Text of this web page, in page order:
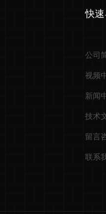
快
公司
视频
新闻
技术
留言
联系